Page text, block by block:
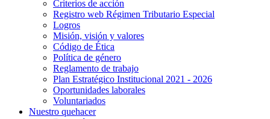
Criterios de acción
Registro web Régimen Tributario Especial
Logros
Misión, visión y valores
Código de Ética
Política de género
Reglamento de trabajo
Plan Estratégico Institucional 2021 - 2026
Oportunidades laborales
Voluntariados
Nuestro quehacer